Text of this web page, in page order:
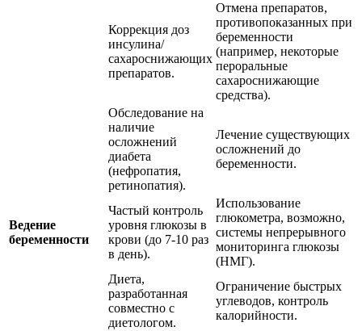
Коррекция доз
инсулина/
сахароснижающих
препаратов.
Отмена препаратов,
противопоказанных при
беременности
(например, некоторые
пероральные
сахароснижающие
средства).
Обследование на
наличие
осложнений
диабета
(нефропатия,
ретинопатия).
Лечение существующих
осложнений до
беременности.
Ведение
беременности
Частый контроль
уровня глюкозы в
крови (до 7-10 раз
в день).
Использование
глюкометра, возможно,
системы непрерывного
мониторинга глюкозы
(НМГ).
Диета,
разработанная
совместно с
диетологом.
Ограничение быстрых
углеводов, контроль
калорийности.